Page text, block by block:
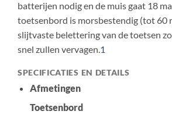
batterijen nodig en de muis gaat 18
toetsenbord is morsbestendig (tot 60
slijtvaste belettering van de toetsen
snel zullen vervagen.1
SPECIFICATIES EN DETAILS
Afmetingen
Toetsenbord